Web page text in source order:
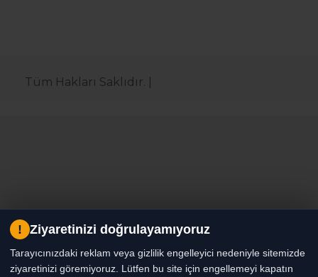
Tüm Hakları Saklıdır. |
! Ziyaretinizi doğrulayamıyoruz
Tarayıcınızdaki reklam veya gizlilik engelleyici nedeniyle sitemizde
ziyaretinizi göremiyoruz. Lütfen bu site için engellemeyi kapatın